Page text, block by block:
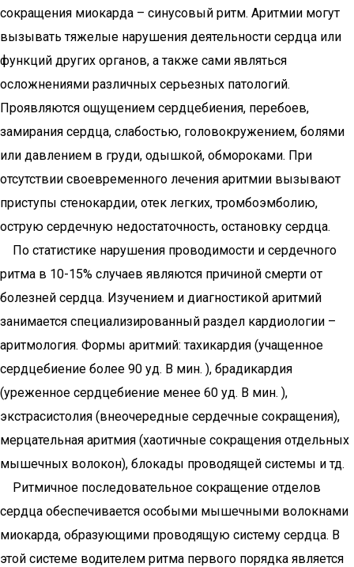
сокращения миокарда – синусовый ритм. Аритмии могут
вызывать тяжелые нарушения деятельности сердца или
функций других органов, а также сами являться
осложнениями различных серьезных патологий.
Проявляются ощущением сердцебиения, перебоев,
замирания сердца, слабостью, головокружением, болями
или давлением в груди, одышкой, обмороками. При
отсутствии своевременного лечения аритмии вызывают
приступы стенокардии, отек легких, тромбоэмболию,
острую сердечную недостаточность, остановку сердца.
По статистике нарушения проводимости и сердечного
ритма в 10-15% случаев являются причиной смерти от
болезней сердца. Изучением и диагностикой аритмий
занимается специализированный раздел кардиологии –
аритмология. Формы аритмий: тахикардия (учащенное
сердцебиение более 90 уд. В мин. ), брадикардия
(уреженное сердцебиение менее 60 уд. В мин. ),
экстрасистолия (внеочередные сердечные сокращения),
мерцательная аритмия (хаотичные сокращения отдельных
мышечных волокон), блокады проводящей системы и тд.
Ритмичное последовательное сокращение отделов
сердца обеспечивается особыми мышечными волокнами
миокарда, образующими проводящую систему сердца. В
этой системе водителем ритма первого порядка является